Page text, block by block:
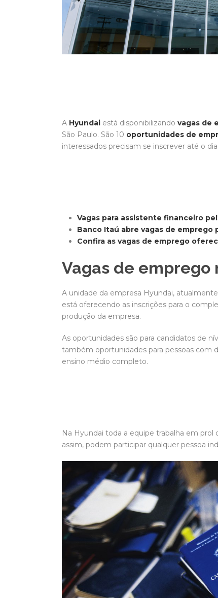
A Hyundai está disponibilizando vagas de
São Paulo. São 10 oportunidades de
interessados precisam se inscrever até o
Vagas para assistente financeiro
Banco Itaú abre vagas de emprego
Confira as vagas de emprego
Vagas de emprego
A unidade da empresa Hyundai,
está oferecendo as inscrições para o
produção da empresa.
As oportunidades são para candidatos de
também oportunidades para pessoas com
ensino médio completo.
Na Hyundai toda a equipe trabalha em
assim, podem participar qualquer pessoa